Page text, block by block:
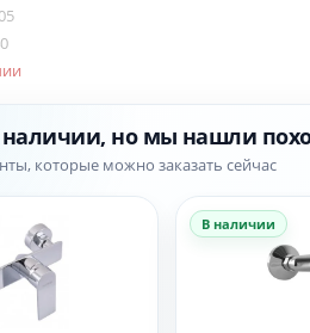
наличии, но мы нашли
которые можно заказать сейчас
В наличии